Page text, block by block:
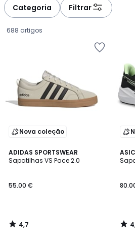
Categoria Filtrar
688 artigos
Nova coleção
ADIDAS SPORTSWEAR
Sapatilhas VS Pace 2.0
€.
55.00 €
4,7
/ 5
4,7
/
4,7
/ 5
/